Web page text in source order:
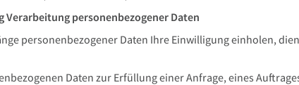
Verarbeitung personenbezogener Daten
personenbezogener Daten Ihre Einwilligung einholen,
Daten zur Erfüllung einer Anfrage, eines